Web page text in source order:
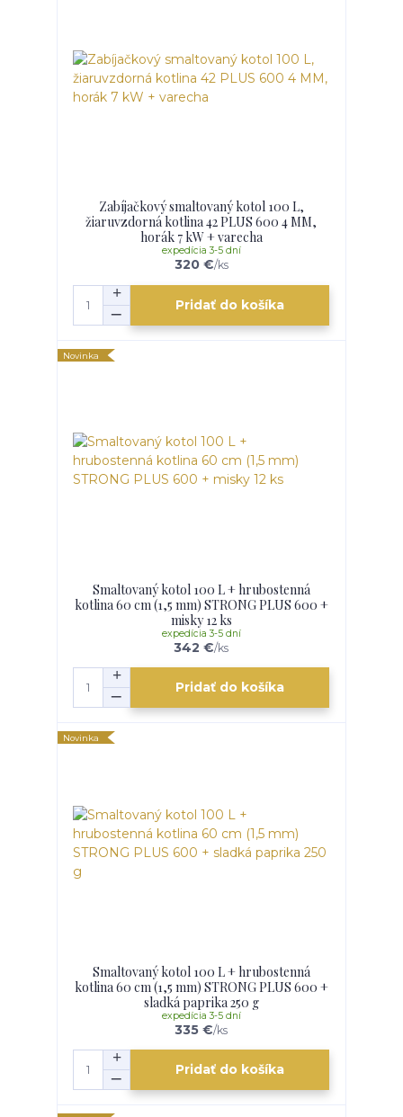
Zabíjačkový smaltovaný kotol 100 L,
žiaruvzdorná kotlina 42 PLUS 600 4 MM,
horák 7 kW + varecha
320 €/ks
expedícia 3-5 dní
Pridať do košíka
Novinka
Smaltovaný kotol 100 L + hrubostenná
kotlina 60 cm (1,5 mm) STRONG PLUS 600 +
misky 12 ks
342 €/ks
expedícia 3-5 dní
Pridať do košíka
Novinka
Smaltovaný kotol 100 L + hrubostenná
kotlina 60 cm (1,5 mm) STRONG PLUS 600 +
sladká paprika 250 g
335 €/ks
expedícia 3-5 dní
Pridať do košíka